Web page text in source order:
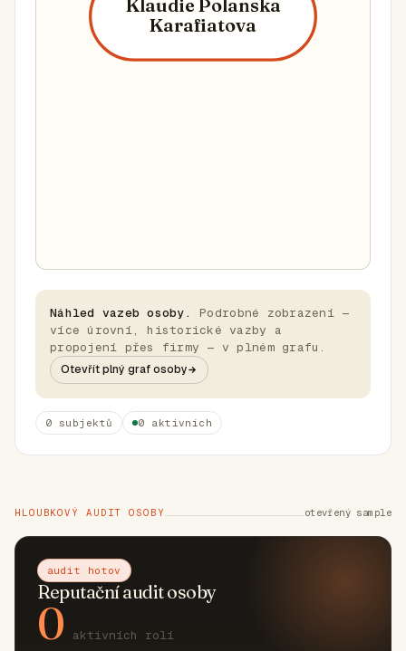
Klaudie Polanska
Karafiatova
Náhled vazeb osoby.
Podrobné zobrazení —
více úrovní, historické vazby a
propojení přes firmy — v plném grafu.
Otevřít plný graf osoby
0 subjektů 0 aktivních
HLOUBKOVÝ AUDIT OSOBY otevřený sample
audit hotov
Reputační audit osoby
0 aktivních rolí